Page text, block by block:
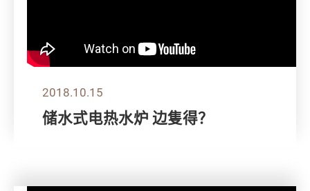
2018.10.15
储水式电热水炉 边隻得？